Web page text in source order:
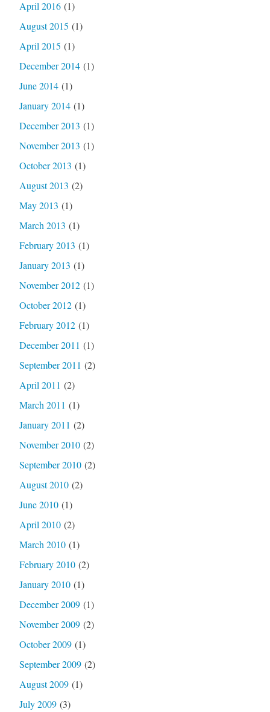
April 2016(1)
August 2015 (1)
April 2015 (1)
December 2014(1)
June 2014(1)
January 2014(1)
December 2013 (1)
November 2013 (1)
October 2013 (1)
August 2013 (2)
May 2013 (1)
March 2013 (1)
February 2013 (1)
January 2013 (1)
November 2012(1)
October 2012(1)
February 2012(1)
December 2011 (1)
September 2011 (2)
April 2011 (2)
March 2011 (1)
January 2011 (2)
November 2010(2)
September 2010(2)
August 2010(2)
June 2010(1)
April 2010(2)
March 2010(1)
February 2010(2)
January 2010(1)
December 2009(1)
November 2009(2)
October 2009(1)
September 2009(2)
August 2009(1)
July 2009(3)